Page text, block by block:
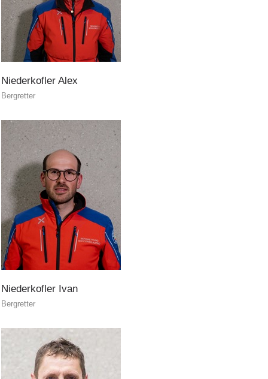
ITAT 4187
Niederkofler Alex
Bergretter
Niederkofler Ivan
Bergretter